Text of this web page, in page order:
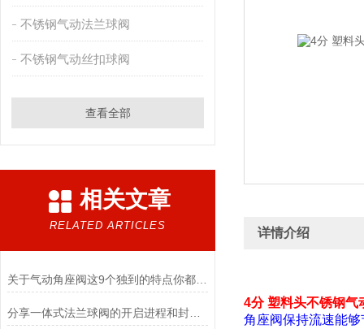
不锈钢气动法兰球阀
不锈钢气动丝扣球阀
查看全部
相关文章
RELATED ARTICLES
关于气动角座阀这9个独到的特点你都清楚吗？
分享一体式法兰球阀的开启进程和封闭进程
详情介绍
4分 塑料头不锈钢
角座阀保持流速能